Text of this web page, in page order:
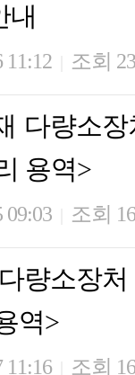
내
11:12 조회
다량소
용역>
09:03 조회
량소장
역>
11:16 조회